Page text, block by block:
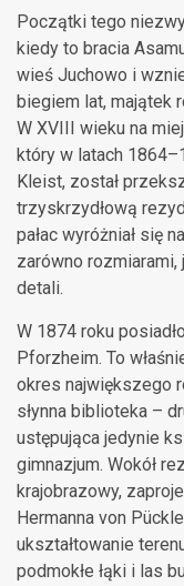
Początki tego
kiedy to bracia
wieś Juchowo i
biegiem lat, majątek
W XVIII wieku na
który w latach
Kleist, został
trzyskrzydłową
pałac wyróżniał się
zarówno
detali.
W 1874 roku
Pforzheim. To
okres największego
słynna biblioteka –
ustępująca jedynie
gimnazjum. Wokół
krajobrazowy,
Hermanna von
ukształtowanie
podmokłe łąki i las